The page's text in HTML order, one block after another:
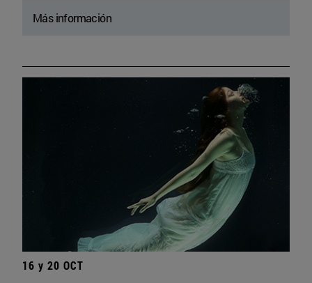
Más información
16 y 20 OCT